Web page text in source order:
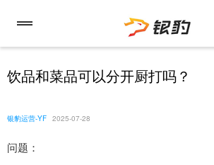
饮品和菜品可以分开厨打吗？
银豹运营-YF 2025-07-28
问题：